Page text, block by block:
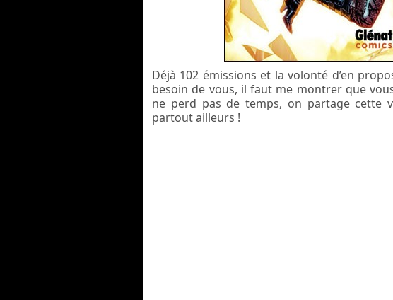
Déjà 102 émissions et la volonté d’en
besoin de vous, il faut me montrer que
ne perd pas de temps, on partage cette
partout ailleurs !